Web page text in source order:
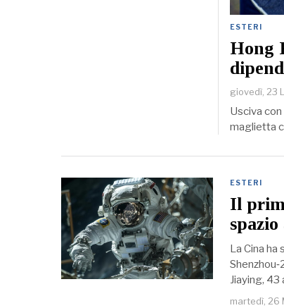
ESTERI
Hong
giovedì, 23
Usciva
maglietta
ESTERI
Il
La Cina
Jiaying, 43
martedì, 26